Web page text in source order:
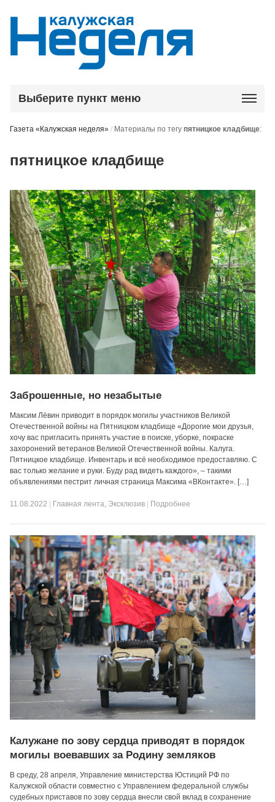
Выберите пункт меню
Газета «Калужская неделя» / Материалы по тегупятницкое кладбище:
пятницкое кладбище
Заброшенные, но незабытые
Максим Лёвин приводит в порядок могилы участников Великой
Отечественной войны на Пятницком кладбище «Дорогие мои друзья,
хочу вас пригласить принять участие в поиске, уборке, покраске
захоронений ветеранов Великой Отечественной войны. Калуга.
Пятницкое кладбище. Инвентарь и всё необходимое предоставляю. С
вас только желание и руки. Буду рад видеть каждого», – такими
объявлениями пестрит личная страница Максима «ВКонтакте». […]
11.08.2022 Главная лента, Эксклюзив Подробнее
Калужане по зову сердца приводят в порядок
могилы воевавших за Родину земляков
В среду, 28 апреля, Управление министерства Юстиций РФ по
Калужской области совместно с Управлением федеральной службы
судебных приставов по зову сердца внесли свой вклад в сохранение